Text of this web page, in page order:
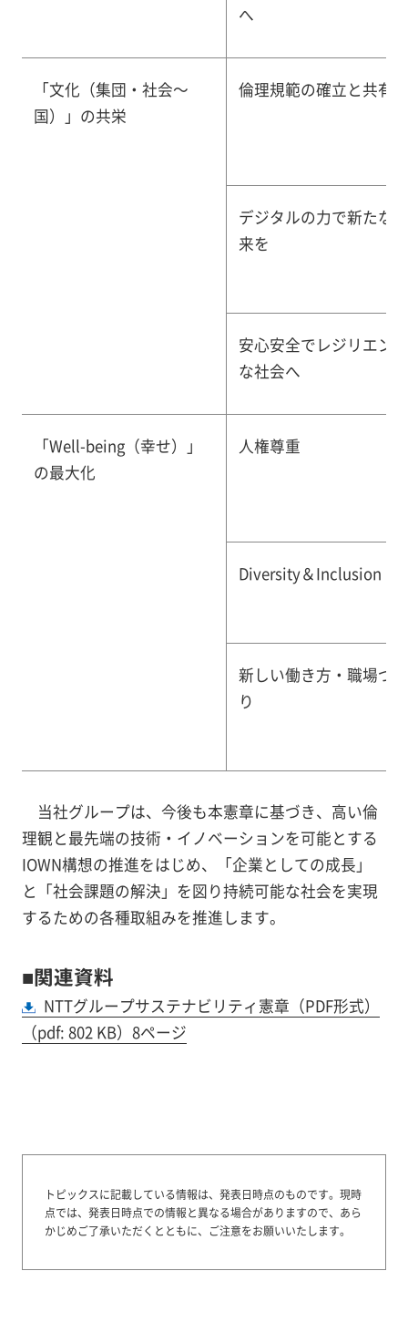
へ
「文化（集団・社会～
国）」の共栄
倫理規範の確立と共有
デジタルの力で新たな
来を
安心安全でレジリエン
な社会へ
「Well-being（幸せ）」
の最大化
人権尊重
Diversity＆Inclusion
新しい働き方・職場づ
り
当社グループは、今後も本憲章に基づき、高い倫
理観と最先端の技術・イノベーションを可能とする
IOWN構想の推進をはじめ、「企業としての成長」
と「社会課題の解決」を図り持続可能な社会を実現
するための各種取組みを推進します。
■関連資料
NTTグループサステナビリティ憲章（PDF形式）
（pdf: 802 KB）8ページ
トピックスに記載している情報は、発表日時点のものです。 現時
点では、発表日時点での情報と異なる場合がありますので、あら
かじめご了承いただくとともに、ご注意をお願いいたします。